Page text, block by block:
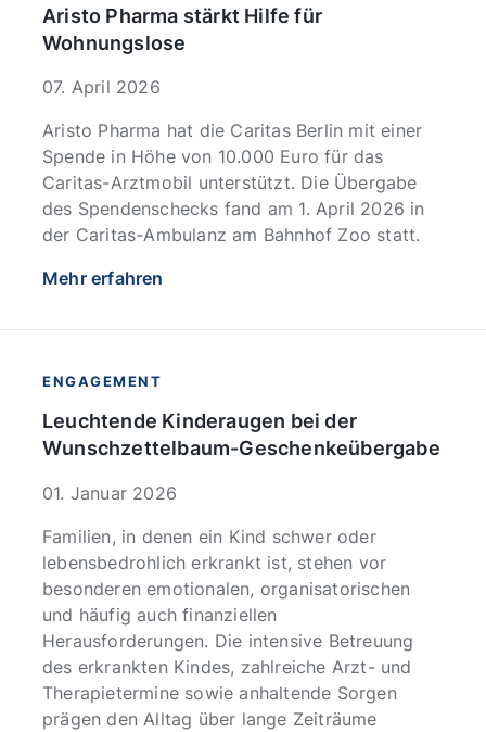
Aristo Pharma stärkt Hilfe für
Wohnungslose
07. April 2026
Aristo Pharma hat die Caritas Berlin mit einer
Spende in Höhe von 10.000 Euro für das
Caritas-Arztmobil unterstützt. Die Übergabe
des Spendenschecks fand am 1. April 2026 in
der Caritas-Ambulanz am Bahnhof Zoo statt.
Mehr erfahren
ENGAGEMENT
Leuchtende Kinderaugen bei der
Wunschzettelbaum-Geschenkeübergabe
01. Januar 2026
Familien, in denen ein Kind schwer oder
lebensbedrohlich erkrankt ist, stehen vor
besonderen emotionalen, organisatorischen
und häufig auch finanziellen
Herausforderungen. Die intensive Betreuung
des erkrankten Kindes, zahlreiche Arzt- und
Therapietermine sowie anhaltende Sorgen
prägen den Alltag über lange Zeiträume